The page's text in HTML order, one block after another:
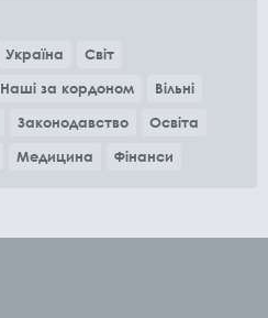
Україна
Світ
Наші за кордоном
Вільні
Законодавство
Освіта
Медицина Фінанси